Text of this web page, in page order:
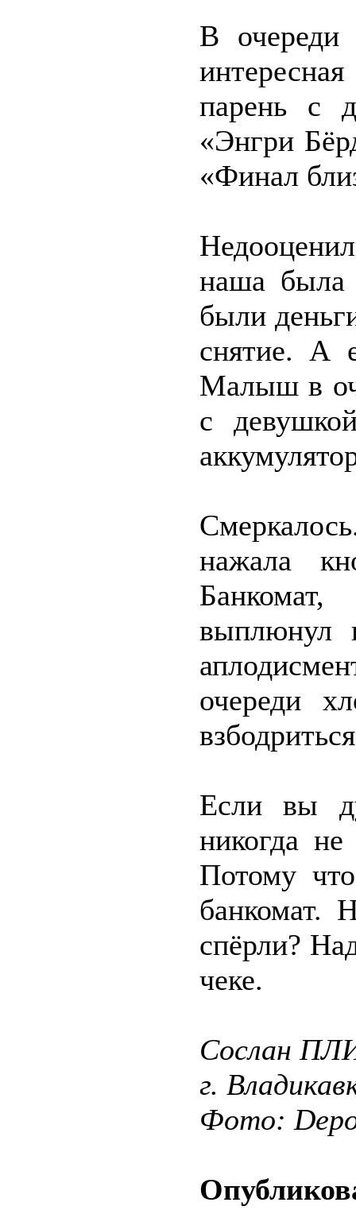
В
парень с
«Энгри
«Финал
наша была
были
снятие. А
Малыш в
с
нажала
выплюнул
очереди
Если вы
никогда
Потому
банкомат.
спёрли?
чеке.
Сослан
г.
Фото: